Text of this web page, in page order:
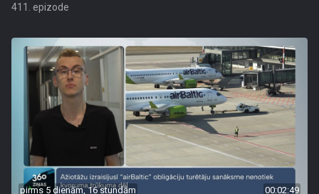
411. epizode
pirms 5 dienām, 16 stundām 00:02:49